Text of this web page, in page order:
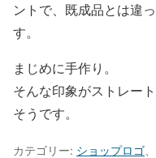
ントで、既成品とは違
す。
まじめに手作り。
そんな印象がストレー
そうです。
カテゴリー: ショップロゴ